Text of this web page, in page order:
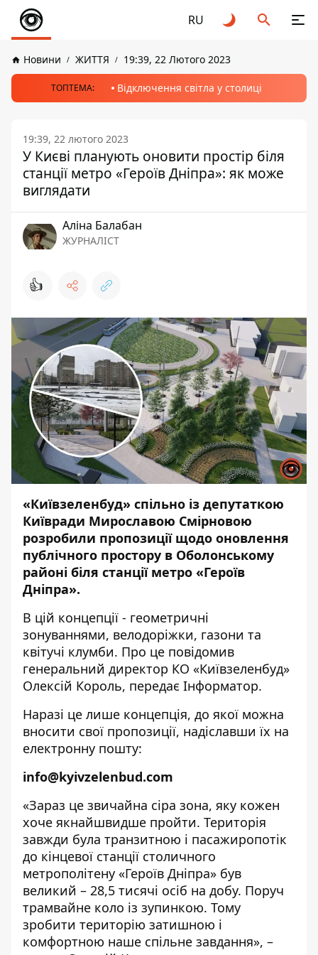
RU
Новини ЖИТТЯ 19:39, 22 Лютого 2023
ТОПТЕМА: Відключення світла у столиці
19:39, 22 лютого 2023
У Києві планують оновити простір біля
станції метро «Героїв Дніпра»: як може
виглядати
Аліна Балабан
ЖУРНАЛІСТ
👍
«Київзеленбуд» спільно із депутаткою
Київради Мирославою Смірновою
розробили пропозиції щодо оновлення
публічного простору в Оболонському
районі біля станції метро «Героїв
Дніпра».
В цій концепції - геометричні
зонуваннями, велодоріжки, газони та
квітучі клумби. Про це повідомив
генеральний директор КО «Київзеленбуд»
Олексій Король, передає Інформатор.
Наразі це лише концепція, до якої можна
вносити свої пропозиції, надіславши їх на
електронну пошту:
info@kyivzelenbud.com
«Зараз це звичайна сіра зона, яку кожен
хоче якнайшвидше пройти. Територія
завжди була транзитною і пасажиропотік
до кінцевої станції столичного
метрополітену «Героїв Дніпра» був
великий – 28,5 тисячі осіб на добу. Поруч
трамвайне коло із зупинкою. Тому
зробити територію затишною і
комфортною наше спільне завдання», –